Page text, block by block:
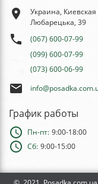
place
Украина,
Любарецька, 39
phone
(067) 600-07-99
(099) 600-07-99
(073) 600-06-99
email
График работы
schedule Пн-пт: 9:00-18:00
schedule Сб: 9:00-15:00